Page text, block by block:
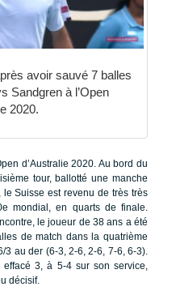
avoir sauvé 7 balles
Sandgren à l’Open
2020.
d’Australie 2020. Au bord du
tour, ballotté une manche
Suisse est revenu de très très
mondial, en quarts de finale.
le joueur de 38 ans a été
de match dans la quatrième
3 au der (6-3, 2-6, 2-6, 7-6, 6-3).
3, à 5-4 sur son service,
décisif.